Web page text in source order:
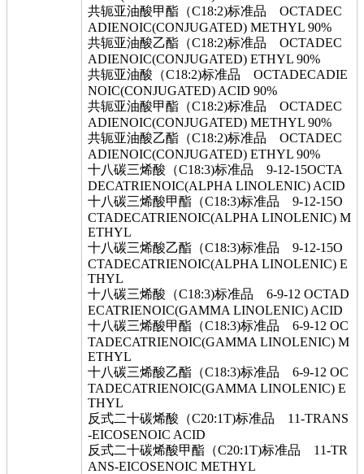
共轭亚油酸甲酯（C18:2)标准品 OCTADEC
ADIENOIC(CONJUGATED) METHYL 90%
共轭亚油酸乙酯（C18:2)标准品 OCTADEC
ADIENOIC(CONJUGATED) ETHYL 90%
共轭亚油酸（C18:2)标准品 OCTADECADIE
NOIC(CONJUGATED) ACID 90%
共轭亚油酸甲酯（C18:2)标准品 OCTADEC
ADIENOIC(CONJUGATED) METHYL 90%
共轭亚油酸乙酯（C18:2)标准品 OCTADEC
ADIENOIC(CONJUGATED) ETHYL 90%
十八碳三烯酸（C18:3)标准品 9-12-15OCTA
DECATRIENOIC(ALPHA LINOLENIC) ACID
十八碳三烯酸甲酯（C18:3)标准品 9-12-15O
CTADECATRIENOIC(ALPHA LINOLENIC) M
ETHYL
十八碳三烯酸乙酯（C18:3)标准品 9-12-15O
CTADECATRIENOIC(ALPHA LINOLENIC) E
THYL
十八碳三烯酸（C18:3)标准品 6-9-12 OCTAD
ECATRIENOIC(GAMMA LINOLENIC) ACID
十八碳三烯酸甲酯（C18:3)标准品 6-9-12 OC
TADECATRIENOIC(GAMMA LINOLENIC) M
ETHYL
十八碳三烯酸乙酯（C18:3)标准品 6-9-12 OC
TADECATRIENOIC(GAMMA LINOLENIC) E
THYL
反式二十碳烯酸（C20:1T)标准品 11-TRANS
-EICOSENOIC ACID
反式二十碳烯酸甲酯（C20:1T)标准品 11-TR
ANS-EICOSENOIC METHYL